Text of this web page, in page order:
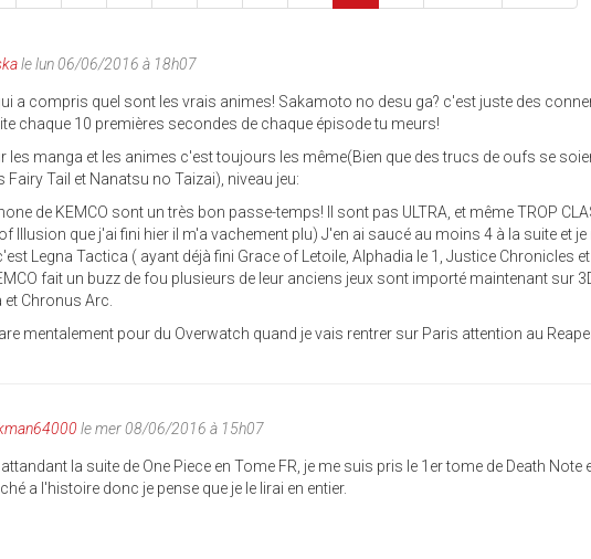
le lun 06/06/2016 à 18h07
a compris quel sont les vrais animes! Sakamoto no desu ga? c'est juste des
chaque 10 premières secondes de chaque épisode tu meurs!
les manga et les animes c'est toujours les même(Bien que des trucs de oufs se
Tail et Nanatsu no Taizai), niveau jeu:
de KEMCO sont un très bon passe-temps! Il sont pas ULTRA, et même TROP
Illusion que j'ai fini hier il m'a vachement plu) J'en ai saucé au moins 4 à la suite et je
Legna Tactica ( ayant déjà fini Grace of Letoile, Alphadia le 1, Justice Chronicles
fait un buzz de fou plusieurs de leur anciens jeux sont importé maintenant sur
Chronus Arc.
mentalement pour du Overwatch quand je vais rentrer sur Paris attention au
le mer 08/06/2016 à 15h07
la suite de One Piece en Tome FR, je me suis pris le 1er tome de Death Note
a l'histoire donc je pense que je le lirai en entier.